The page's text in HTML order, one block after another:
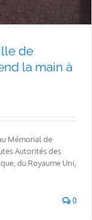
de
la main à
Mémorial de
Autorités des
du Royaume Uni,
0